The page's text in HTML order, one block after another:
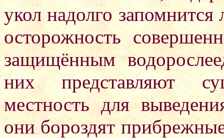
укол надолго
осторожность
защищённым
них представляют
местность для
они бороздят